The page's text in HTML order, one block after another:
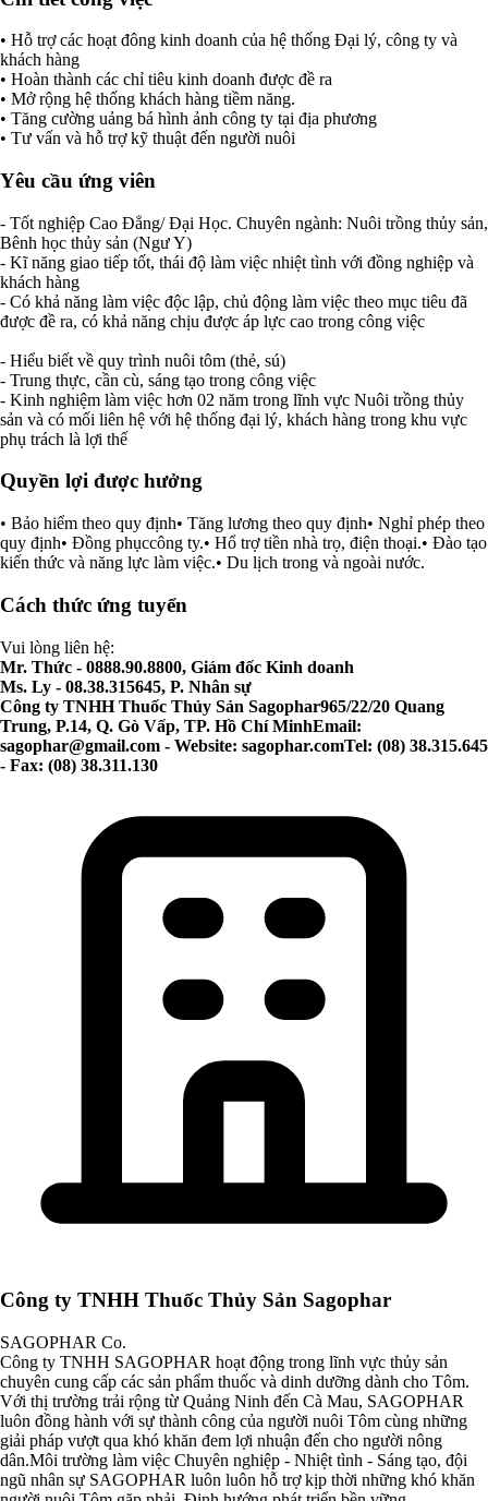
• Hỗ trợ các hoạt đông kinh doanh của hệ thống Đại lý, công ty và
khách hàng
• Hoàn thành các chỉ tiêu kinh doanh được đề ra
• Mở rộng hệ thống khách hàng tiềm năng.
• Tăng cường uảng bá hình ảnh công ty tại địa phương
• Tư vấn và hỗ trợ kỹ thuật đến người nuôi
Yêu cầu ứng viên
- Tốt nghiệp Cao Đẳng/ Đại Học. Chuyên ngành: Nuôi trồng thủy sản,
Bênh học thủy sản (Ngư Y)
- Kĩ năng giao tiếp tốt, thái độ làm việc nhiệt tình với đồng nghiệp và
khách hàng
- Có khả năng làm việc độc lập, chủ động làm việc theo mục tiêu đã
được đề ra, có khả năng chịu được áp lực cao trong công việc
- Hiểu biết về quy trình nuôi tôm (thẻ, sú)
- Trung thực, cần cù, sáng tạo trong công việc
- Kinh nghiệm làm việc hơn 02 năm trong lĩnh vực Nuôi trồng thủy
sản và có mối liên hệ với hệ thống đại lý, khách hàng trong khu vực
phụ trách là lợi thế
Quyền lợi được hưởng
• Bảo hiểm theo quy định• Tăng lương theo quy định• Nghỉ phép theo
quy định• Đồng phụccông ty.• Hổ trợ tiền nhà trọ, điện thoại.• Đào tạo
kiến thức và năng lực làm việc.• Du lịch trong và ngoài nước.
Cách thức ứng tuyển
Vui lòng liên hệ:
Mr. Thức - 0888.90.8800, Giám đốc Kinh doanh
Ms. Ly - 08.38.315645, P. Nhân sự
Công ty TNHH Thuốc Thủy Sản Sagophar965/22/20 Quang
Trung, P.14, Q. Gò Vấp, TP. Hồ Chí MinhEmail:
sagophar@gmail.com - Website: sagophar.comTel: (08) 38.315.645
- Fax: (08) 38.311.130
Công ty TNHH Thuốc Thủy Sản Sagophar
SAGOPHAR Co.
Công ty TNHH SAGOPHAR hoạt động trong lĩnh vực thủy sản
chuyên cung cấp các sản phẩm thuốc và dinh dưỡng dành cho Tôm.
Với thị trường trải rộng từ Quảng Ninh đến Cà Mau, SAGOPHAR
luôn đồng hành với sự thành công của người nuôi Tôm cùng những
giải pháp vượt qua khó khăn đem lợi nhuận đến cho người nông
dân.Môi trường làm việc Chuyên nghiệp - Nhiệt tình - Sáng tạo, đội
ngũ nhân sự SAGOPHAR luôn luôn hỗ trợ kịp thời những khó khăn